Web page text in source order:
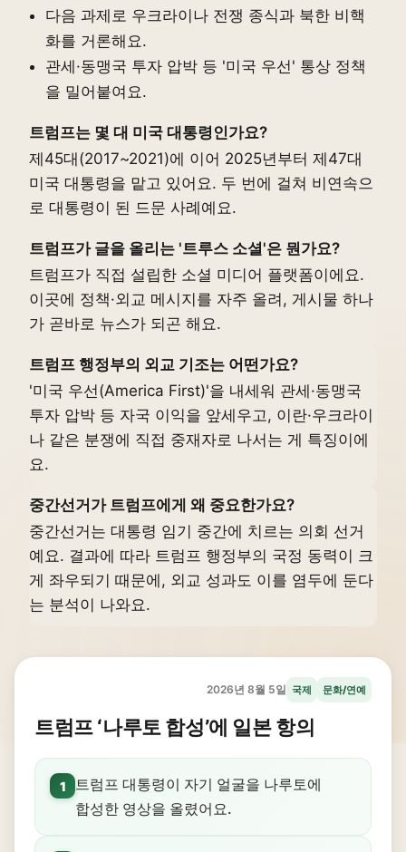
다음 과제로 우크라이나 전쟁 종식과 북한 비핵
화를 거론해요.
관세·동맹국 투자 압박 등 '미국 우선' 통상 정책
을 밀어붙여요.
트럼프는 몇 대 미국 대통령인가요?
제45대(2017~2021)에 이어 2025년부터 제47대
미국 대통령을 맡고 있어요. 두 번에 걸쳐 비연속으
로 대통령이 된 드문 사례예요.
트럼프가 글을 올리는 '트루스 소셜'은 뭔가요?
트럼프가 직접 설립한 소셜 미디어 플랫폼이에요.
이곳에 정책·외교 메시지를 자주 올려, 게시물 하나
가 곧바로 뉴스가 되곤 해요.
트럼프 행정부의 외교 기조는 어떤가요?
'미국 우선(America First)'을 내세워 관세·동맹국
투자 압박 등 자국 이익을 앞세우고, 이란·우크라이
나 같은 분쟁에 직접 중재자로 나서는 게 특징이에
요.
중간선거가 트럼프에게 왜 중요한가요?
중간선거는 대통령 임기 중간에 치르는 의회 선거
예요. 결과에 따라 트럼프 행정부의 국정 동력이 크
게 좌우되기 때문에, 외교 성과도 이를 염두에 둔다
는 분석이 나와요.
2026년 8월 5일 국제 문화/연예
트럼프 ‘나루토 합성’에 일본 항의
1
트럼프 대통령이 자기 얼굴을 나루토에
합성한 영상을 올렸어요.